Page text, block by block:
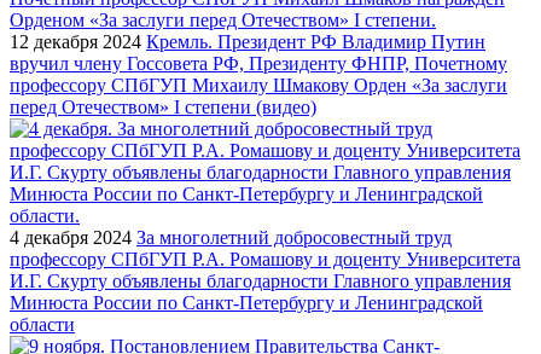
12 декабря 2024 Кремль. Президент РФ Владимир Путин
вручил члену Госсовета РФ, Президенту ФНПР, Почетному
профессору СПбГУП Михаилу Шмакову Орден «За заслуги
перед Отечеством» I степени (видео)
4 декабря 2024 За многолетний добросовестный труд
профессору СПбГУП Р.А. Ромашову и доценту Университета
И.Г. Скурту объявлены благодарности Главного управления
Минюста России по Санкт-Петербургу и Ленинградской
области